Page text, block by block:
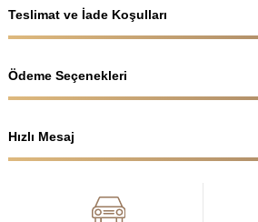
Teslimat ve İade Koşulları
Ödeme Seçenekleri
Hızlı Mesaj